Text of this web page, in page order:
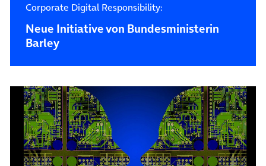
Corporate Digital Responsibility:
Neue Initiative von Bundesministerin
Barley